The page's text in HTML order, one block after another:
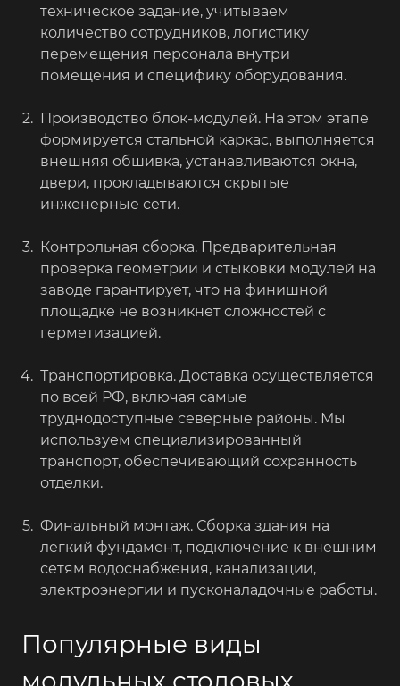
техническое задание, учитываем
количество сотрудников, логистику
перемещения персонала внутри
помещения и специфику оборудования.
Производство блок-модулей. На этом этапе
формируется стальной каркас, выполняется
внешняя обшивка, устанавливаются окна,
двери, прокладываются скрытые
инженерные сети.
Контрольная сборка. Предварительная
проверка геометрии и стыковки модулей на
заводе гарантирует, что на финишной
площадке не возникнет сложностей с
герметизацией.
Транспортировка. Доставка осуществляется
по всей РФ, включая самые
труднодоступные северные районы. Мы
используем специализированный
транспорт, обеспечивающий сохранность
отделки.
Финальный монтаж. Сборка здания на
легкий фундамент, подключение к внешним
сетям водоснабжения, канализации,
электроэнергии и пусконаладочные работы.
Популярные виды